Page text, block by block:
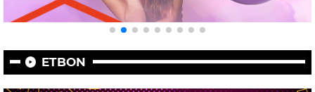
ETBON